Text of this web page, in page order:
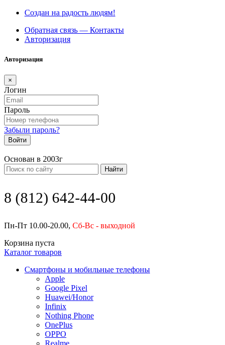
Создан на радость людям!
Обратная связь — Контакты
Авторизация
Авторизация
×
Логин
Пароль
Забыли пароль?
Войти
Основан в 2003г
Найти
8 (812) 642-44-00
Пн-Пт 10.00-20.00, Сб-Вс - выходной
Корзина пуста
Каталог товаров
Смартфоны и мобильные телефоны
Apple
Google Pixel
Huawei/Honor
Infinix
Nothing Phone
OnePlus
OPPO